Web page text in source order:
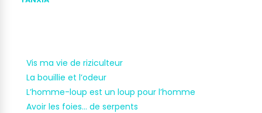
Vis ma vie de riziculteur
La bouillie et l’odeur
L’homme-loup est un loup pour l’homme
Avoir les foies… de serpents